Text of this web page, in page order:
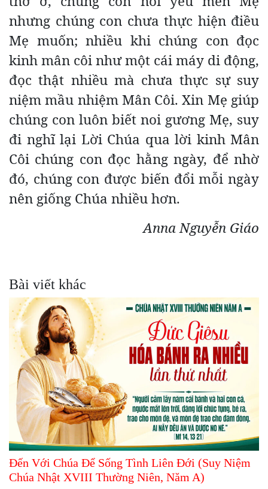
nhưng chúng con chưa thực hiện điều
Mẹ muốn; nhiều khi chúng con đọc
kinh mân côi như một cái máy di động,
đọc thật nhiều mà chưa thực sự suy
niệm mầu nhiệm Mân Côi. Xin Mẹ giúp
chúng con luôn biết noi gương Mẹ, suy
đi nghĩ lại Lời Chúa qua lời kinh Mân
Côi chúng con đọc hằng ngày, để nhờ
đó, chúng con được biến đổi mỗi ngày
nên giống Chúa nhiều hơn.
Anna Nguyễn Giáo
Bài viết khác
Đến Với Chúa Để Sống Tình Liên Đới (Suy Niệm
Chúa Nhật XVIII Thường Niên, Năm A)